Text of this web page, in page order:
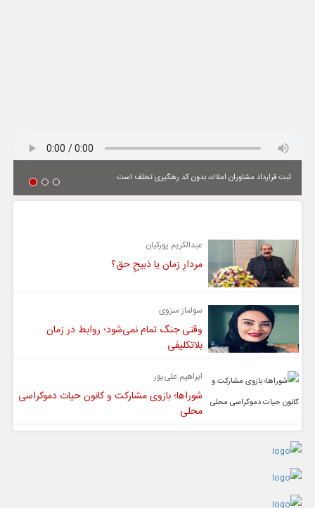
ثبت قرارداد مشاوران املاك بدون كد رهگیری تخلف است
عبدالکریم پورکیان
مردارِ زمان یا ذبیحِ حق؟
سولماز منزوی
وقتی جنگ تمام نمی‌شود؛ روابط در زمان
بلاتکلیفی
ابراهیم علی‌پور
شوراها؛ بازوی مشارکت و کانون حیات دموکراسی
محلی